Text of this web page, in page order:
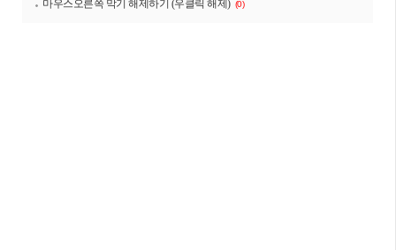
마우스오른쪽 막기 해제하기 (우클릭 해제) (0)